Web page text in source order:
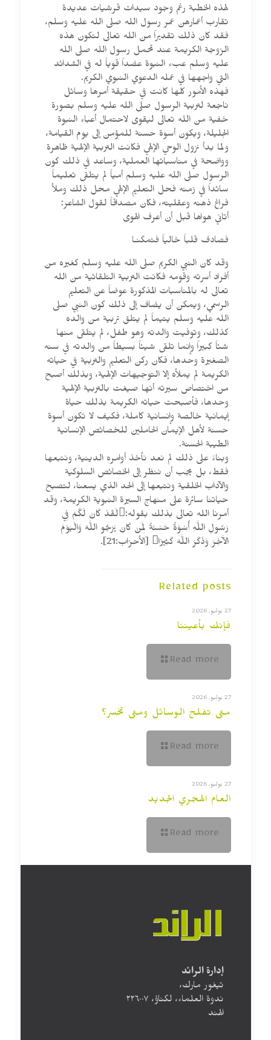
لهذه الخطبة رغم وجود سيدات قرشيات عديدة
تقارب أعمارهن عمر رسول الله صلى الله عليه وسلم،
فقد كان ذلك تقديراً من الله تعالى لتكون هذه
الزوجة الكريمة عند تحمل رسول الله صلى الله
عليه وسلم عبء النبوة عضداً قوياً له في الشدائد
التي واجهها في عمله الدعوي النبوي الكريم.
فهذه الأمور كلها كانت في حقيقة أمرها وسائل
ناجعة لتربية الرسول صلى الله عليه وسلم بصورة
خفية من الله تعالى ليقوى لاحتمال أعباء النبوة
الجليلة، ويكون أسوة حسنة للمؤمن إلى يوم القيامة،
ولما بدأ نزول الوحي الإلهي فكانت التربية الإلهية ظاهرة
وواضحة في مناسباتها العملية، وساعد في ذلك كون
الرسول صلى الله عليه وسلم أمياً لم يتلقى تعليماً
سائداً في زمنه فحل التعليم الإلهي محل ذلك وملأ
فراغ ذهنه وعقليته، فكان مصداقاً لقول الشاعر:
أتاني هواها قبل أن أعرف الهوى
فصادف قلباً خالياً فتمكنـا
وقد كان النبي الكريم صلى الله عليه وسلم كغيره من
أفراد أسرته وقومه فكانت التربية التلقائية من الله
تعالى له بالمناسبات المذكورة عوضاً عن التعليم
الرسمي، ويمكن أن يضاف إلى ذلك كون النبي صلى
الله عليه وسلم يتيماً لم يتلق تربية من والده
كذلك، وتوفيت والدته وهو طفل، لم يتلقى منها
شئاً كبيراً وإنما تلقى شيئاً بسيطاً من والدته في سنه
الصغيرة وحدها، فكان ركن التعليم والتربية في حياته
الكريمة لم يملأه إلا التوجيهات الإلهية، وبذلك أصبح
من اختصاص سيرته أنها صيغت بالتربية الإلهية
وحدها، فأصبحت حياته الكريمة بذلك حياة
إيمانية خالصة وإنسانية كاملة، فكيف لا تكون أسوة
حسنة لأهل الإيمان الحاملين للخصائص الإنسانية
الطيبة الحسنة.
وبناءً على ذلك لم نعد نأخذ أوامره الدينية، ونتبعها
فقط، بل يجب أن ننظر إلى الخصائص السلوكية
والآداب الخلقية ونتبعها إلى الحد الذي يسعنا، لتصبح
حياتنا سائرة على منهاج السيرة النبوية الكريمة، وقد
أمرنا الله تعالى بذلك بقوله:لَقَدْ كَانَ لَكُمْ فِي
رَسُولِ اللَّهِ أُسْوَةٌ حَسَنَةٌ لِمَنْ كَانَ يَرْجُو اللَّهَ وَالْيَوْمَ
الآَخِرَ وَذَكَرَ اللَّهَ كَثِيرًا [الأحزاب:21].
Related posts
27 يوليو, 2026
فإنك بأعيننا
Read more
27 يوليو, 2026
متى تفلح الوسائل ومتى تخسر؟
Read more
27 يوليو, 2026
العام الهجري الجديد
Read more
إدارة الرائد
تيغور مارك،
ندوة العلماء، لكناؤ، ۲۲٦۰۰۷
الهند